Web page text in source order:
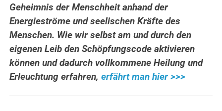
Geheimnis der Menschheit anhand der
Energieströme und seelischen Kräfte des
Menschen. Wie wir selbst am und durch den
eigenen Leib den Schöpfungscode aktivieren
können und dadurch vollkommene Heilung und
Erleuchtung erfahren,erfährt man hier >>>